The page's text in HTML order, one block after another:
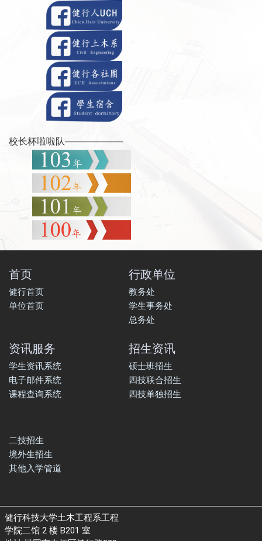
校长杯啦啦队─────────
首页
健行首页
单位首页
行政单位
教务处
学生事务处
总务处
资讯服务
学生资讯系统
电子邮件系统
课程查询系统
招生资讯
硕士班招生
四技联合招生
四技单独招生
二技招生
境外生招生
其他入学管道
健行科技大学土木工程系工程
学院二馆 2 楼 B201 室